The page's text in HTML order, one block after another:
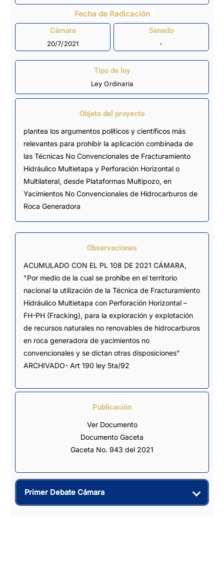
Fecha de Radicación
Cámara
20/7/2021
Senado
-
Tipo de ley
Ley Ordinaria
Objeto del proyecto
plantea los argumentos políticos y científicos más
relevantes para prohibir la aplicación combinada de
las Técnicas No Convencionales de Fracturamiento
Hidráulico Multietapa y Perforación Horizontal o
Multilateral, desde Plataformas Multipozo, en
Yacimientos No Convencionales de Hidrocarburos de
Roca Generadora
Observaciones
ACUMULADO CON EL PL 108 DE 2021 CÁMARA,
"Por medio de la cual se prohíbe en el territorio
nacional la utilización de la Técnica de Fracturamiento
Hidráulico Multietapa con Perforación Horizontal –
FH-PH (Fracking), para la exploración y explotación
de recursos naturales no renovables de hidrocarburos
en roca generadora de yacimientos no
convencionales y se dictan otras disposiciones"
ARCHIVADO- Art 190 ley 5ta/92
Publicación
Ver Documento
Documento Gaceta
Gaceta No. 943 del 2021
Primer Debate Cámara